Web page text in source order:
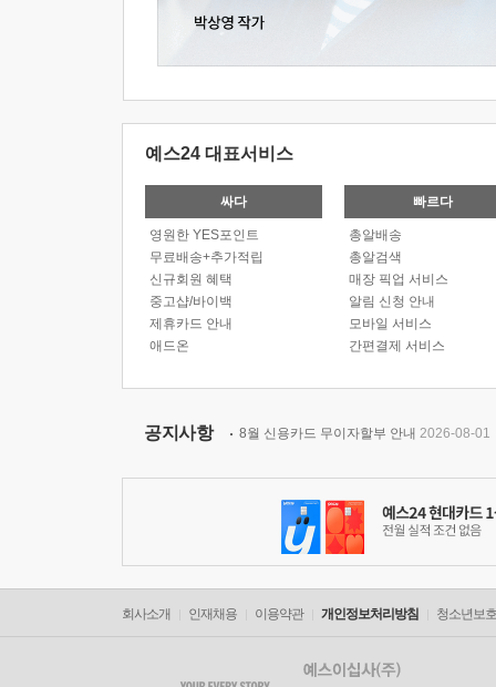
예스24 대표서비스
싸다
영원한 YES포인트
무료배송+추가적립
신규회원 혜택
중고샵/바이백
제휴카드 안내
애드온
빠르다
총알배송
총알검색
매장 픽업 서비스
알림 신청 안내
모바일 서비스
간편결제 서비스
공지사항 8월 신용카드 무이자할부 안내 2026-08-01
회사소개 인재채용 이용약관 개인정보처리방침 청소년보